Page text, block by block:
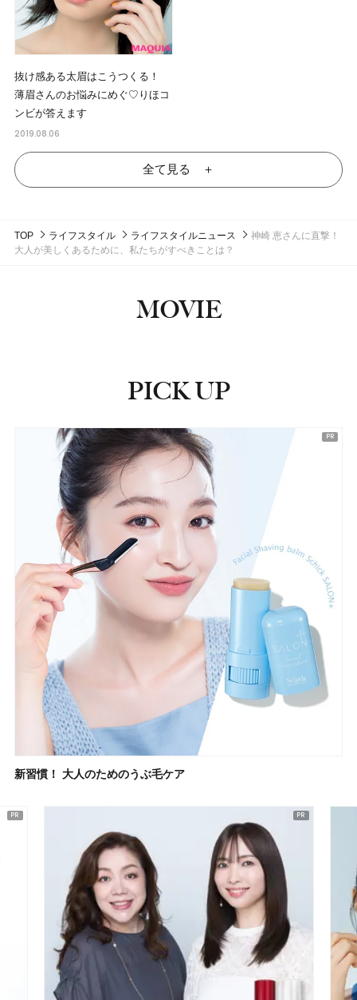
抜け感ある太眉はこうつくる！
薄眉さんのお悩みにめぐ♡りほコ
ンビが答えます
2019.08.06
全て見る ＋
TOP ライフスタイル ライフスタイルニュース
神崎 恵さんに直撃！
大人が美しくあるために、私たちがすべきことは？
MOVIE
PICK UP
新習慣！ 大人のためのうぶ毛ケア